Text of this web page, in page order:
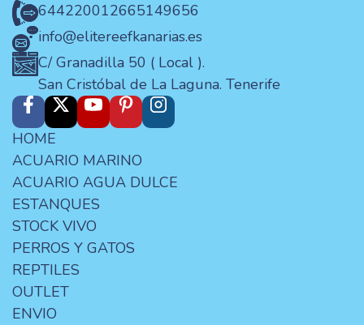
644220012665149656
info@elitereefkanarias.es
C/ Granadilla 50 ( Local ).
San Cristóbal de La Laguna. Tenerife
HOME
ACUARIO MARINO
ACUARIO AGUA DULCE
ESTANQUES
STOCK VIVO
PERROS Y GATOS
REPTILES
OUTLET
ENVIO